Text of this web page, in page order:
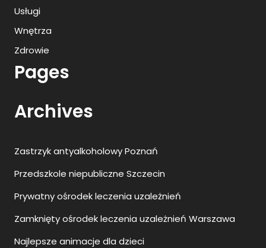
Usługi
Wnętrza
Zdrowie
Pages
Archives
Zastrzyk antyalkoholowy Poznań
Przedszkole niepubliczne Szczecin
Prywatny ośrodek leczenia uzależnień
Zamknięty ośrodek leczenia uzależnień Warszawa
Najlepsze animacje dla dzieci